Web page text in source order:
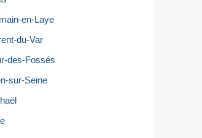
en-Laye
du-Var
des-Fossés
sur-Seine